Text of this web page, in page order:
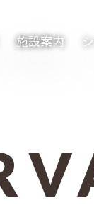
施設案内